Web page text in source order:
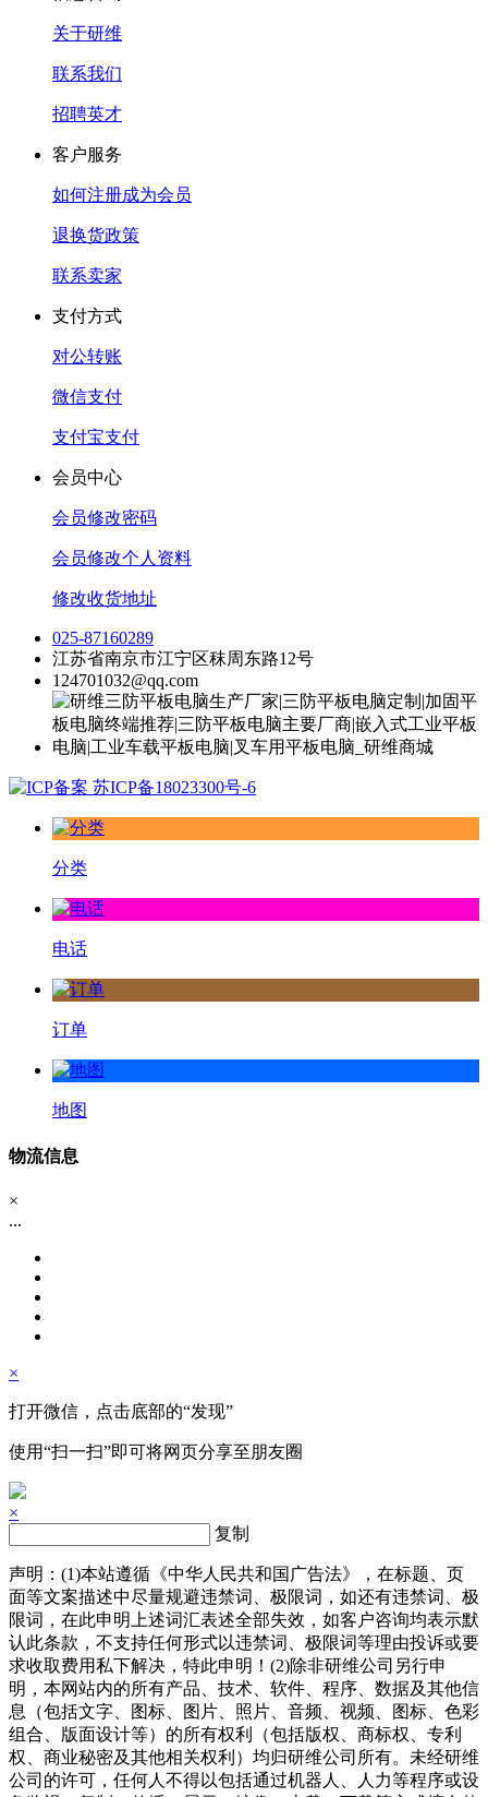
关于研维
联系我们
招聘英才
客户服务
如何注册成为会员
退换货政策
联系卖家
支付方式
对公转账
微信支付
支付宝支付
会员中心
会员修改密码
会员修改个人资料
修改收货地址
025-87160289
江苏省南京市江宁区秣周东路12号
124701032@qq.com
苏ICP备18023300号-6
分类
电话
订单
地图
物流信息
×
...
×
打开微信，点击底部的“发现”
使用“扫一扫”即可将网页分享至朋友圈
×
复制
声明：(1)本站遵循《中华人民共和国广告法》，在标题、页
面等文案描述中尽量规避违禁词、极限词，如还有违禁词、极
限词，在此申明上述词汇表述全部失效，如客户咨询均表示默
认此条款，不支持任何形式以违禁词、极限词等理由投诉或要
求收取费用私下解决，特此申明！(2)除非研维公司另行申
明，本网站内的所有产品、技术、软件、程序、数据及其他信
息（包括文字、图标、图片、照片、音频、视频、图标、色彩
组合、版面设计等）的所有权利（包括版权、商标权、专利
权、商业秘密及其他相关权利）均归研维公司所有。未经研维
公司的许可，任何人不得以包括通过机器人、人力等程序或设